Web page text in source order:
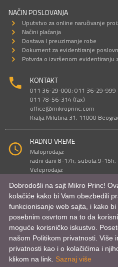
NAČIN POSLOVANJA
Uputstvo za online naručivanje
Načini plaćanja
Dostava I preuzimanje robe
Dokument za evidentiranje
Potvrda o izvršenom evidentiranju
KONTAKT
011 36-29-000; 011 36-29-999
011 78-56-314 (fax)
office@mikroprinc.com
Kralja Milutina 31, 11000
RADNO VREME
Maloprodaja:
radni dani 8-17h, subota 9-
Veleprodaja:
Sve cene su iskazane u
© Mikro Princ 1999 - 2026.
Kreirao *nbgcreator |Izdrada Internet
aplikacija iSEO
Dobrodošli na sajt Mikro Princ!
kolačiće kako bi Vam obezbedili
funkcionisanje web sajta, i kako
posebnim osvrtom na to da
moguće korisničko iskustvo.
našom Politikom privatnosti. Više
privatnosti kao i o kolačićima i
klikom na link. Saznaj više